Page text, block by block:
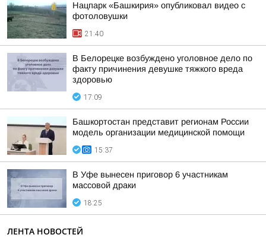
Нацпарк «Башкирия» опубликовал видео с
фотоловушки
21:40
В Белорецке возбуждено уголовное дело по
факту причинения девушке тяжкого вреда
здоровью
17:09
Башкортостан представит регионам России
модель организации медицинской помощи
15:37
В Уфе вынесен приговор 6 участникам
массовой драки
18:25
ЛЕНТА НОВОСТЕЙ